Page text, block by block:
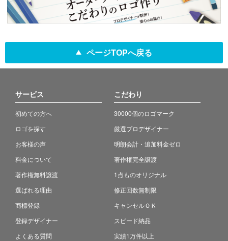
ページTOPへ戻る
サービス
初めての方へ
ロゴを探す
お客様の声
料金について
著作権無料譲渡
選ばれる理由
商標登録
登録デザイナー
よくある質問
こだわり
30000個のロゴマーク
厳選プロデザイナー
明朗会計・追加料金ゼロ
著作権完全譲渡
1点ものオリジナル
修正回数無制限
キャンセルＯＫ
スピード納品
実績1万件以上